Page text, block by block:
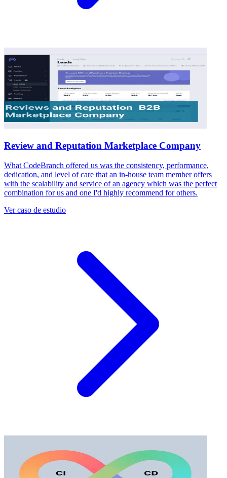
Review and Reputation Marketplace Company
What CodeBranch offered us was the consistency, performance,
dedication, and level of care that an in-house team member offers
with the scalability and service of an agency which was the perfect
combination for us and one I'd highly recommend for others.
Ver caso de estudio